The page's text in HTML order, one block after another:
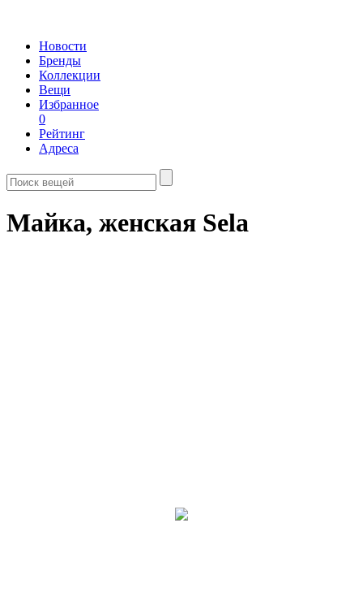
Новости
Бренды
Коллекции
Вещи
Избранное
0
Рейтинг
Адреса
Майка, женская Sela